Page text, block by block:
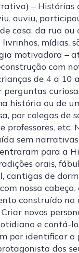
– Histórias
ouviu,
casa, da rua ou
mídias,
motivadora –
com
de 4 a 10
perguntas
história ou de
por colegas de
professores, etc.
sem
para a
orais,
cantigas de
nossa cabeça,
construído na
novos
e contá-
por identificar a
dos